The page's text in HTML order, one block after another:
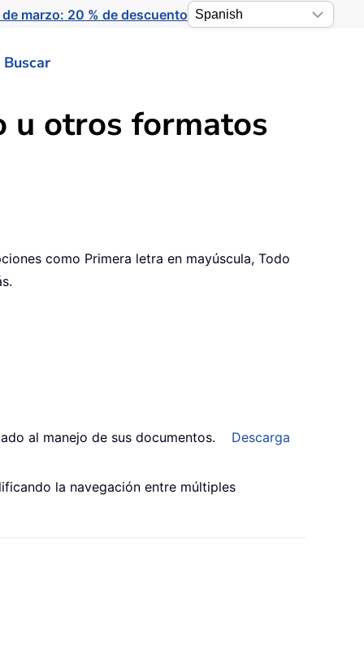
marzo: 20 % de descuento
Buscar
u otros formatos
como Primera letra en mayúscula, Todo
al manejo de sus documentos. Descarga
la navegación entre múltiples